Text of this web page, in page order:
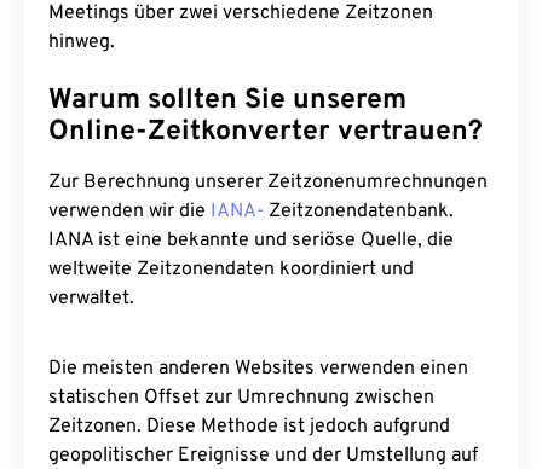
Meetings über zwei verschiedene Zeitzonen
hinweg.
Warum sollten Sie unserem
Online-Zeitkonverter vertrauen?
Zur Berechnung unserer Zeitzonenumrechnungen
verwenden wir die IANA- Zeitzonendatenbank.
IANA ist eine bekannte und seriöse Quelle, die
weltweite Zeitzonendaten koordiniert und
verwaltet.
Die meisten anderen Websites verwenden einen
statischen Offset zur Umrechnung zwischen
Zeitzonen. Diese Methode ist jedoch aufgrund
geopolitischer Ereignisse und der Umstellung auf